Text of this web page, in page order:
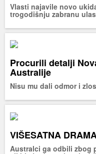
Vlasti najavile novo
trogodišnju zabranu
Procurili detalji
Australije
Nisu mu dali odmor i
VIŠESATNA
Australci ga odbili zbog